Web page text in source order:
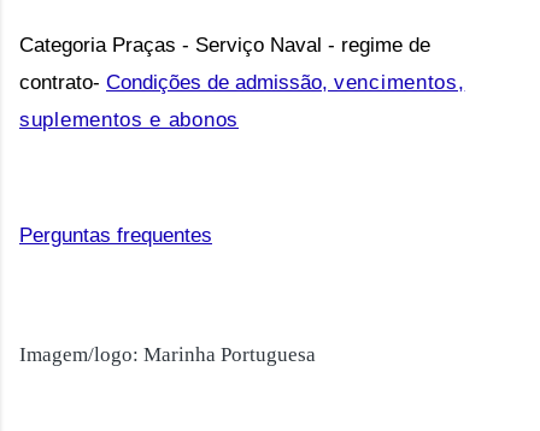
Categoria Praças - Serviço Naval - regime de
contrato- Condições de admissão, vencimentos,
suplementos e abonos
Perguntas frequentes
Imagem/logo: Marinha Portuguesa